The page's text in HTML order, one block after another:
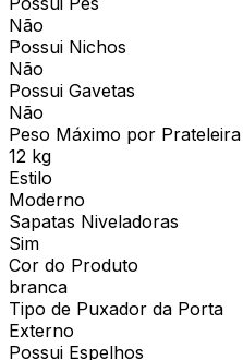
Não
Possui Nichos
Não
Possui Gavetas
Não
Peso Máximo por Prateleira
12 kg
Estilo
Moderno
Sapatas Niveladoras
Sim
Cor do Produto
branca
Tipo de Puxador da Porta
Externo
Possui Espelhos